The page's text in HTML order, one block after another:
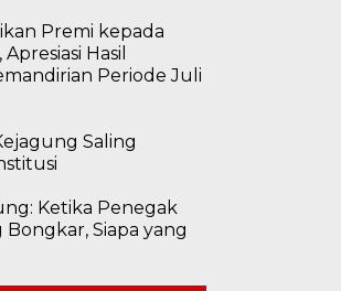
Premi kepada
Hasil
Periode Juli
Saling
Ketika Penegak
Siapa yang